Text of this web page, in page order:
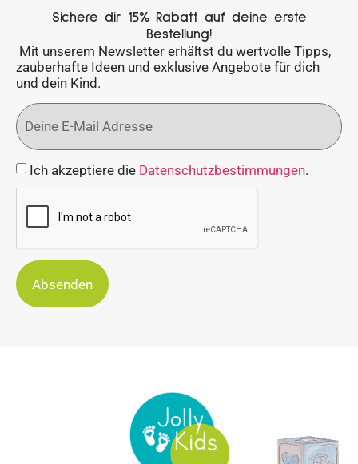
Sichere dir 15% Rabatt auf deine erste
Bestellung!
Mit unserem Newsletter erhältst du wertvolle Tipps,
zauberhafte Ideen und exklusive Angebote für dich
und dein Kind.
Ich akzeptiere die Datenschutzbestimmungen.
Absenden